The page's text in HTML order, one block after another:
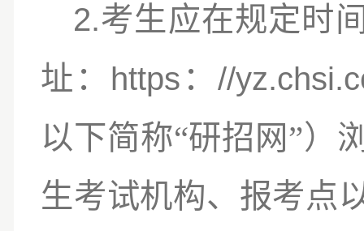
2.考生应在规定时
址： https ：//
以下简称“研招网”）
生考试机构、报考点